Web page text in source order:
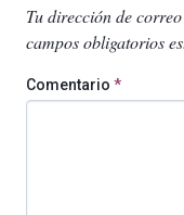
Tu dirección de
campos obligatorios
Comentario *